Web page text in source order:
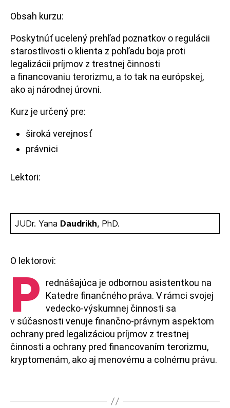
Obsah kurzu:
Poskytnúť ucelený prehľad poznatkov o regulácii
starostlivosti o klienta z pohľadu boja proti
legalizácii príjmov z trestnej činnosti
a financovaniu terorizmu, a to tak na európskej,
ako aj národnej úrovni.
Kurz je určený pre:
široká verejnosť
právnici
Lektori:
JUDr. Yana Daudrikh, PhD.
O lektorovi:
P
rednášajúca je odbornou asistentkou na
Katedre finančného práva. V rámci svojej
vedecko-výskumnej činnosti sa
v súčasnosti venuje finančno-právnym aspektom
ochrany pred legalizáciou príjmov z trestnej
činnosti a ochrany pred financovaním terorizmu,
kryptomenám, ako aj menovému a colnému právu.